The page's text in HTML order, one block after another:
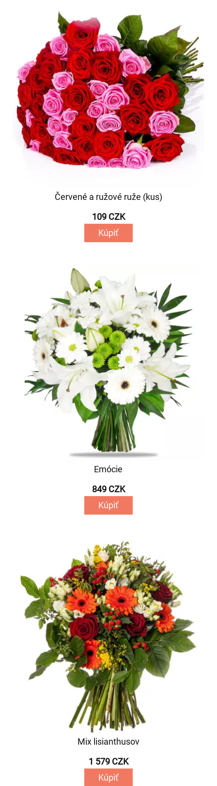
Červené a ružové ruže (kus)
109 CZK
Kúpiť
Emócie
849 CZK
Kúpiť
Mix lisianthusov
1 579 CZK
Kúpiť